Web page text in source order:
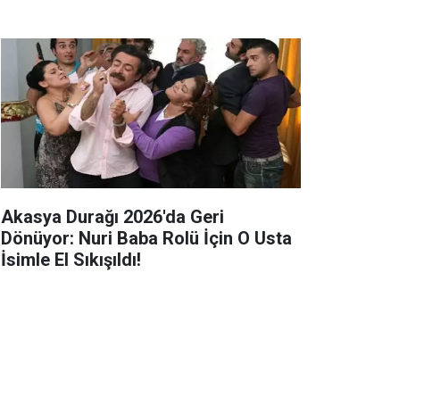
Akasya Durağı 2026'da Geri
Dönüyor: Nuri Baba Rolü İçin O Usta
İsimle El Sıkışıldı!